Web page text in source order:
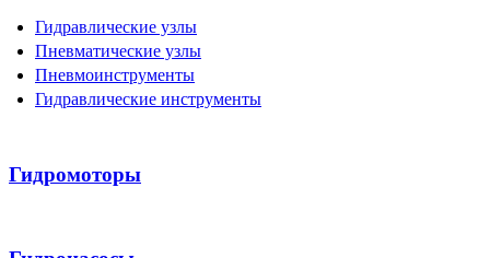
Гидравлические узлы
Пневматические узлы
Пневмоинструменты
Гидравлические инструменты
Гидромоторы